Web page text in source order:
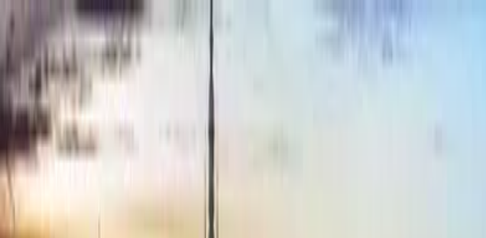
Nach Stadt suchen